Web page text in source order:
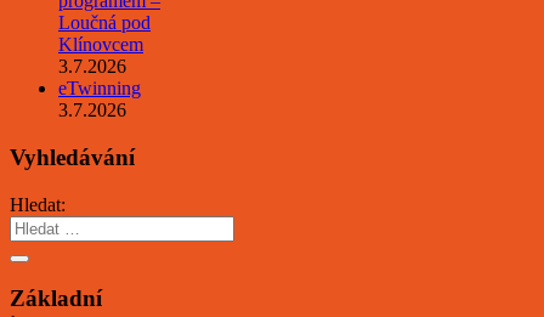
Loučná pod
Klínovcem
3.7.2026
eTwinning
3.7.2026
Vyhledávání
Hledat:
Základní